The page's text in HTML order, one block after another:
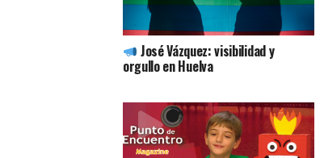
José Vázquez: visibilidad y
orgullo en Huelva